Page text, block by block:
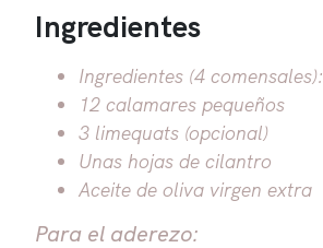
Ingredientes
Ingredientes (4 comensales):
12 calamares pequeños
3 limequats (opcional)
Unas hojas de cilantro
Aceite de oliva virgen extra
Para el aderezo: